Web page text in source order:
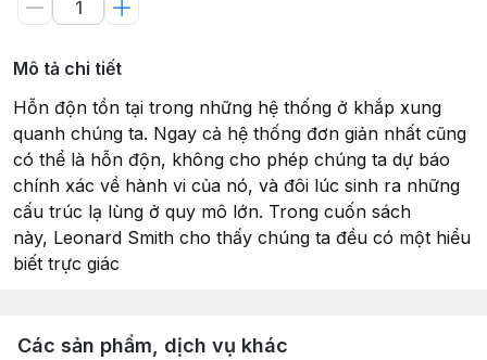
Mô tả chi tiết
Hỗn độn tồn tại trong những hệ thống ở khắp xung
quanh chúng ta. Ngay cả hệ thống đơn giản nhất cũng
có thể là hỗn độn, không cho phép chúng ta dự báo
chính xác về hành vi của nó, và đôi lúc sinh ra những
cấu trúc lạ lùng ở quy mô lớn. Trong cuốn sách
này, Leonard Smith cho thấy chúng ta đều có một hiểu
biết trực giác
Các sản phẩm, dịch vụ khác